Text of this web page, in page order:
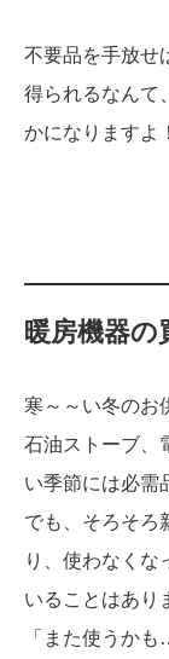
不要品を手放せ
得られるなんて
かになりますよ！
暖房機器の
寒～～い冬のお
石油ストーブ、
い季節には必需
でも、そろそろ
り、使わなくな
いることはあり
「また使うか